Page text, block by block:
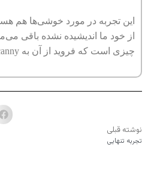
این تجربه در مورد خوشی‌ها
از خود ما اندیشیده نشده باقی
چیزی است که فروید از آن به uncanny یاد می‌کند: غریب، گنگ، ناشناخته، وهم انگیز، امّا حاضر و قطعی و اثرگذار.
نوشته قبلی
تجربه تنهایی